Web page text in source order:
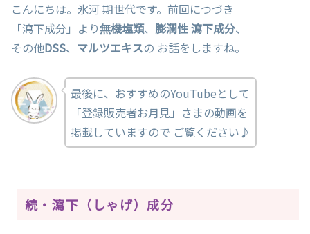
こんにちは。氷河 期世代です。前回につづき
「瀉下成分」より無機塩類、 膨潤性 瀉下成分、
その他DSS、 マルツエキスの お話をしますね。
最後に、おすすめのYouTubeとして
「登録販売者お月見」さまの動画を
掲載していますので ご覧ください♪
続・瀉下（しゃげ）成分